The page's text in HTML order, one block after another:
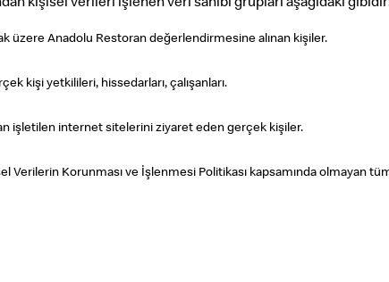
kişisel verileri işlenen veri sahibi grupları aşağıdaki
üzere Anadolu Restoran değerlendirmesine alınan kişiler.
kişi yetkilileri, hissedarları, çalışanları.
işletilen internet sitelerini ziyaret eden gerçek kişiler.
Verilerin Korunması ve İşlenmesi Politikası kapsamında olmayan